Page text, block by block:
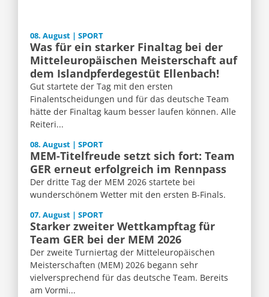
08. August | SPORT
Was für ein starker Finaltag bei der
Mitteleuropäischen Meisterschaft auf
dem Islandpferdegestüt Ellenbach!
Gut startete der Tag mit den ersten
Finalentscheidungen und für das deutsche Team
hätte der Finaltag kaum besser laufen können. Alle
Reiteri...
08. August | SPORT
MEM-Titelfreude setzt sich fort: Team
GER erneut erfolgreich im Rennpass
Der dritte Tag der MEM 2026 startete bei
wunderschönem Wetter mit den ersten B-Finals.
07. August | SPORT
Starker zweiter Wettkampftag für
Team GER bei der MEM 2026
Der zweite Turniertag der Mitteleuropäischen
Meisterschaften (MEM) 2026 begann sehr
vielversprechend für das deutsche Team. Bereits
am Vormi...